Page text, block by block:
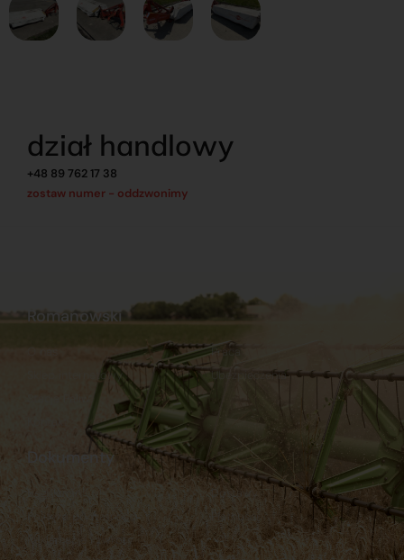
dział handlowy
+48 89 762 17 38
zostaw numer - oddzwonimy
Dokumenty
Regulamin
Polityka prywatności
Reklamacje i zwroty
Dostawy
Płatności
Romanowski
Sklep internetowy
Praca
Ubezpieczenia